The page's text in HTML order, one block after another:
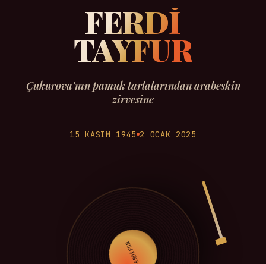
FERDİ
TAYFUR
Çukurova'nın pamuk tarlalarından arabeskin
zirvesine
15 KASIM 1945 2 OCAK 2025